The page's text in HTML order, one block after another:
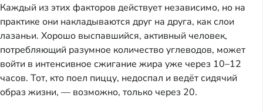
Каждый из этих факторов действует независимо, но на
практике они накладываются друг на друга, как слои
лазаньи. Хорошо выспавшийся, активный человек,
потребляющий разумное количество углеводов, может
войти в интенсивное сжигание жира уже через 10–12
часов. Тот, кто поел пиццу, недоспал и ведёт сидячий
образ жизни, — возможно, только через 20.